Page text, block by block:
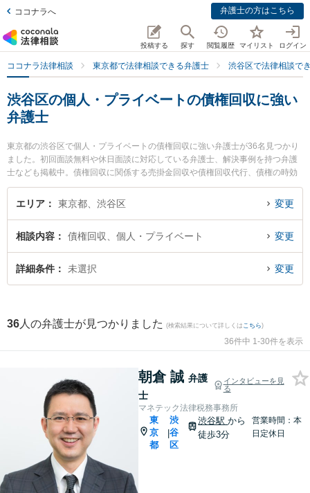
ココナラへ 弁護士の方はこちら
投稿する 探す 閲覧履歴 マイリスト ログイン
ココナラ法律相談 東京都で法律相談できる弁護士 渋谷区で法律相談で
渋谷区の個人・プライベートの債権回収に強い
弁護士
東京都の渋谷区で個人・プライベートの債権回収に強い弁護士が36名見つかり
ました。初回面談無料や休日面談に対応している弁護士、解決事例を持つ弁護
士なども掲載中。債権回収に関係する売掛金回収や債権回収代行、債権の時効
中断等の細かな分野での絞り込み検索もでき便利です。特にマネテック法律税
務事務所の朝倉 誠弁護士や弁護士法人アビエス法律事務所の林 章太郎弁護士、
プライベートの債権回収のトラブルを今すぐに弁護士に相談したい』『個人・
プライベートの債権回収のトラブル解決の実績豊富な近くの弁護士を検索した
い』『初回相談無料で個人・プライベートの債権回収を法律相談できる渋谷区
エリア 東京都、渋谷区 変更
相談内容 債権回収、個人・プライベート 変更
詳細条件 未選択 変更
36 人の弁護士が見つかりました (検索結果について詳しくは こちら)
36件中 1-30件を表示
朝倉 誠 弁護
士
インタビューを見
る
マネテック法律税務事務所
東
京
都
|
渋
谷
区
渋谷駅から
徒歩3分
営業時間：本
日定休日